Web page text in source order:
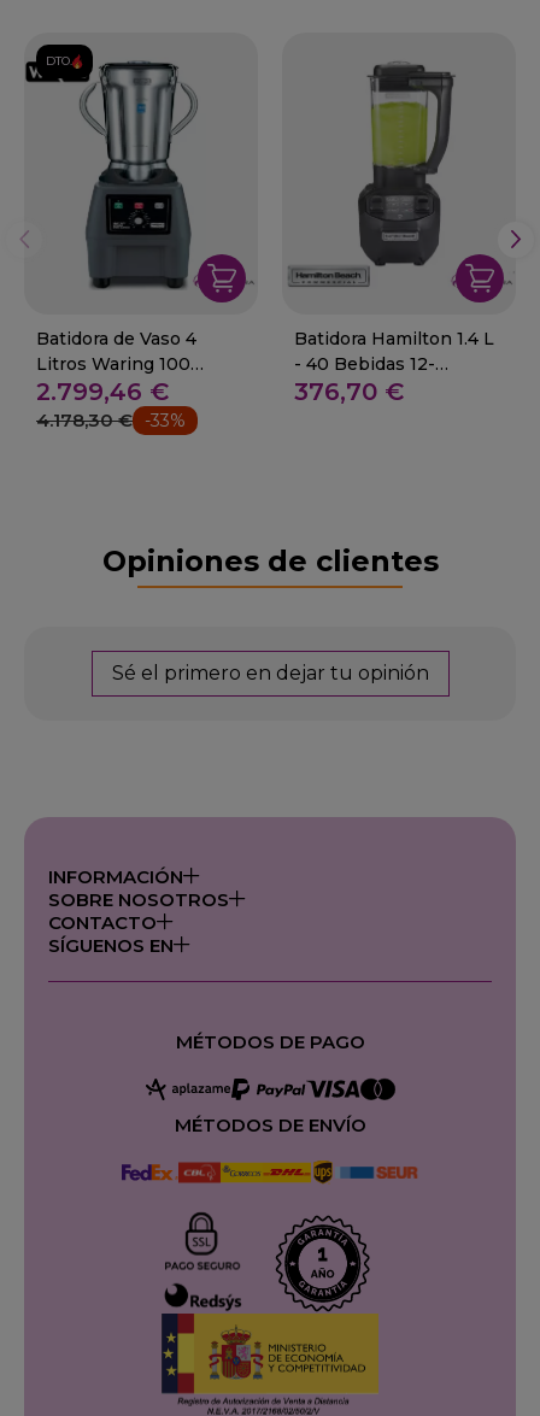
DTO.
Batidora de Vaso 4
Litros Waring 100
Bebidas 19-CB15VE
2.799,46 €
4.178,30 € -33%
Batidora Hamilton 1.4 L
- 40 Bebidas 12-
HBB255 Rio
376,70 €
Opiniones de clientes
Sé el primero en dejar tu opinión
INFORMACIÓN
SOBRE NOSOTROS
CONTACTO
SÍGUENOS EN
MÉTODOS DE PAGO
MÉTODOS DE ENVÍO